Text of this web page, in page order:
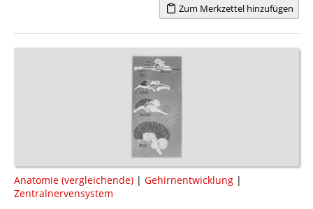
Zum Merkzettel hinzufügen
Anatomie (vergleichende) | Gehirnentwicklung |
Zentralnervensystem